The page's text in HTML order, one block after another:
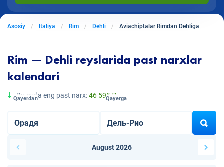
Asosiy Italiya Rim Dehli Aviachiptalar Rimdan Dehliga
Rim — Dehli reyslarida past narxlar
kalendari
Bu oyda eng past narx:46 595 ₽
Qayerdan Qayerga
August 2026